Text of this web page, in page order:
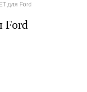
для Ford
Ford